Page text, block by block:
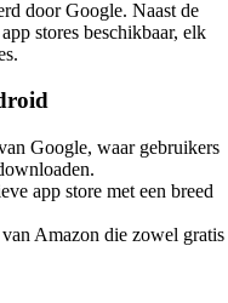
door Google. Naast de
stores beschikbaar, elk
Google, waar gebruikers
app store met een breed
Amazon die zowel gratis